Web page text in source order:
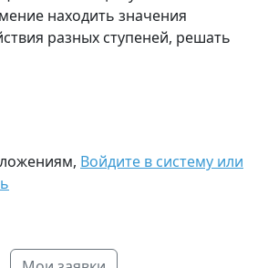
находить значения
разных ступеней, решать
Войдите в систему или